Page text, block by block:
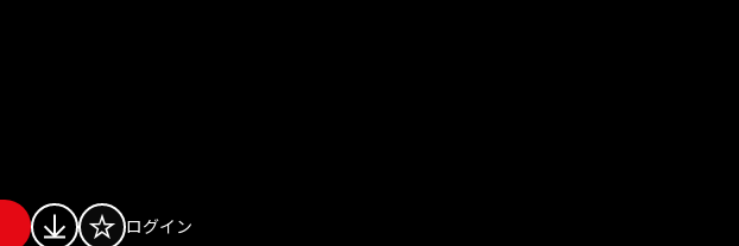
ログイン